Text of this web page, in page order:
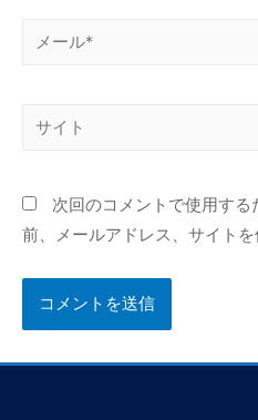
次回のコメントで使用す
前、メールアドレス、サイトを